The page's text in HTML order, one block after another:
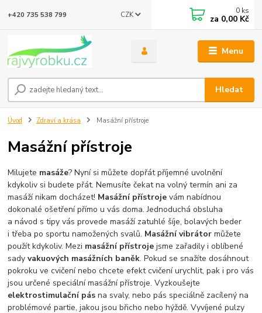
Menu
CZK
Hledat
+420 735 538 799 0 ks
za 0,00 Kč
Úvod Zdraví a krása Masážní přístroje
Masážní přístroje
Milujete masáže? Nyní si můžete dopřát příjemné uvolnění
kdykoliv si budete přát. Nemusíte čekat na volný termín ani za
masáží nikam docházet! Masážní přístroje vám nabídnou
dokonalé ošetření přímo u vás doma. Jednoduchá obsluha
a návod s tipy vás provede masáží zatuhlé šíje, bolavých beder
i třeba po sportu namožených svalů. Masážní vibrátor můžete
použít kdykoliv. Mezi masážní přístroje jsme zařadily i oblíbené
sadyvakuových masážních baněk. Pokud se snažíte dosáhnout
pokroku ve cvičení nebo chcete efekt cvičení urychlit, pak i pro vás
jsou určené speciální masážní přístroje. Vyzkoušejte
elektrostimulační pás na svaly, nebo pás speciálně zacílený na
problémové partie, jakou jsou břicho nebo hýždě. Vyvíjené pulzy